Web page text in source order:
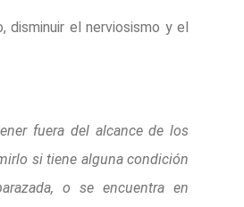
disminuir el nerviosismo y el
fuera del alcance de los
si tiene alguna condición
o se encuentra en